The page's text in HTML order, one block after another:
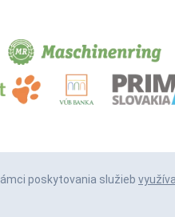
poskytovania služieb